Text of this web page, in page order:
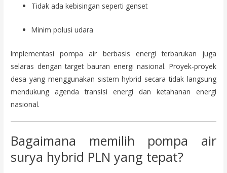
Tidak ada kebisingan seperti genset
Minim polusi udara
Implementasi pompa air berbasis energi terbarukan juga
selaras dengan target bauran energi nasional. Proyek-proyek
desa yang menggunakan sistem hybrid secara tidak langsung
mendukung agenda transisi energi dan ketahanan energi
nasional.
Bagaimana memilih pompa air
surya hybrid PLN yang tepat?